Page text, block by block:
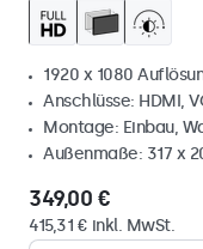
1920 x 1080
Anschlüsse: HDMI,
Montage: Einbau,
Außenmaße: 317 x
349,00 €
415,31 € inkl. MwSt.